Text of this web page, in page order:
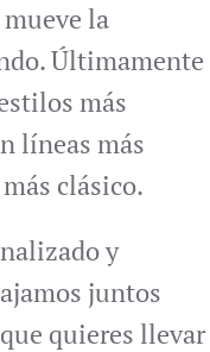
la
Últimamente
más
líneas más
clásico.
y
juntos
quieres llevar